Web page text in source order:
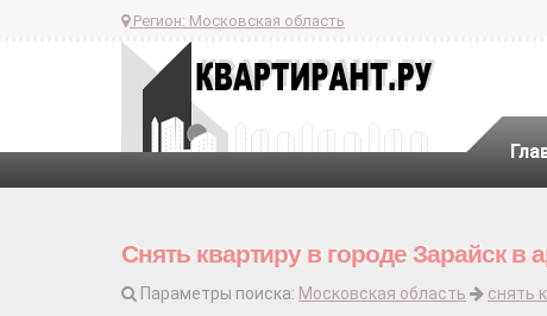
Регион: Московская область
Снять квартиру в городе Зарайск в
Параметры поиска: Московская область снять